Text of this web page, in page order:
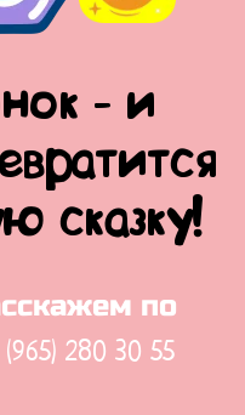
- и
сказку!
по
280 30 55